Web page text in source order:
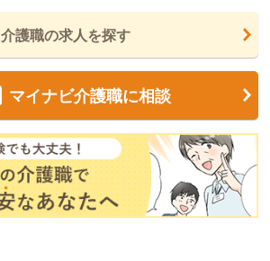
介護職の求人を探す
マイナビ介護職に相談